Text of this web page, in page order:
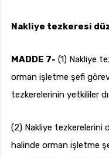
Nakliye tezkeresi
MADDE 7- (1) Nakliye
orman işletme şefi
tezkerelerinin yetkililer
(2) Nakliye tezkerelerini
halinde orman işletme